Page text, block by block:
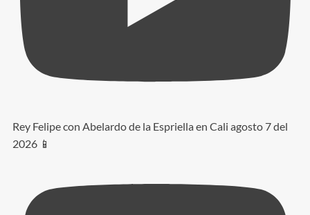
Rey Felipe con Abelardo de la Espriella en Cali agosto 7 del
2026 📱